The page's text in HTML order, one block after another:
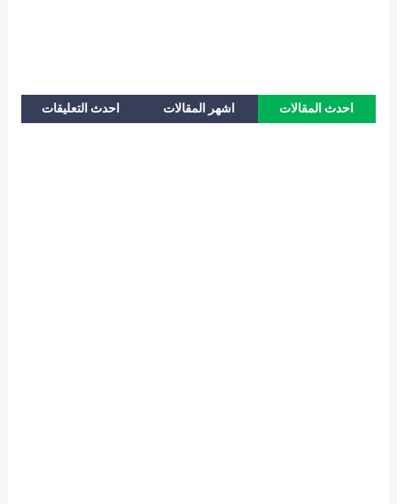
احدث المقالات اشهر المقالات احدث التعليقات